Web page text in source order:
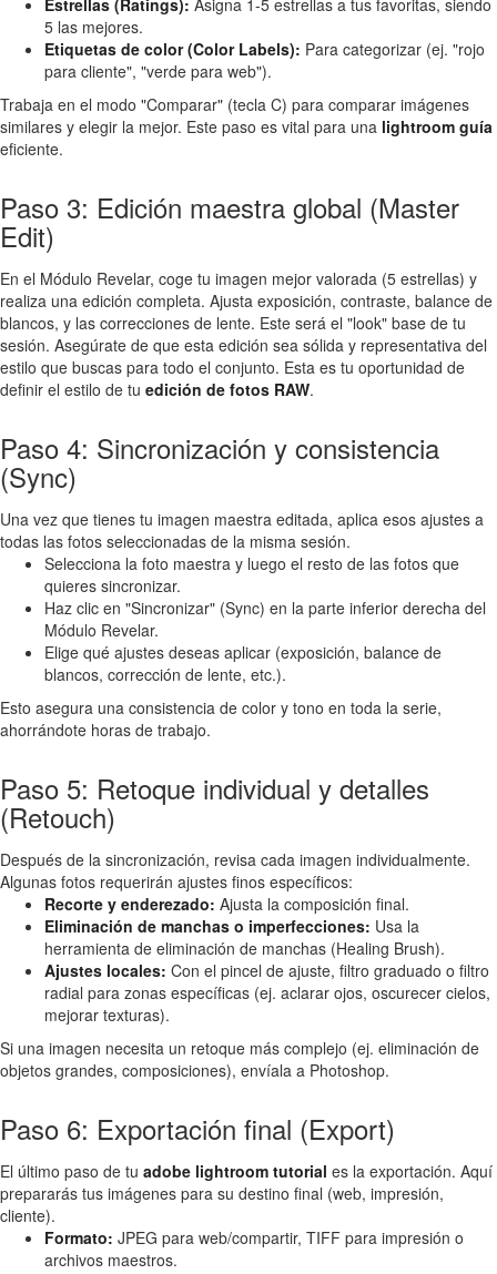
5 las mejores.
Etiquetas de color (Color Labels): Para categorizar (ej. "rojo
para cliente", "verde para web").
Trabaja en el modo "Comparar" (tecla C) para comparar imágenes
similares y elegir la mejor. Este paso es vital para una lightroom guía
eficiente.
Paso 3: Edición maestra global (Master
Edit)
En el Módulo Revelar, coge tu imagen mejor valorada (5 estrellas) y
realiza una edición completa. Ajusta exposición, contraste, balance de
blancos, y las correcciones de lente. Este será el "look" base de tu
sesión. Asegúrate de que esta edición sea sólida y representativa del
estilo que buscas para todo el conjunto. Esta es tu oportunidad de
definir el estilo de tu edición de fotos RAW.
Paso 4: Sincronización y consistencia
(Sync)
Una vez que tienes tu imagen maestra editada, aplica esos ajustes a
todas las fotos seleccionadas de la misma sesión.
Selecciona la foto maestra y luego el resto de las fotos que
quieres sincronizar.
Haz clic en "Sincronizar" (Sync) en la parte inferior derecha del
Módulo Revelar.
Elige qué ajustes deseas aplicar (exposición, balance de
blancos, corrección de lente, etc.).
Esto asegura una consistencia de color y tono en toda la serie,
ahorrándote horas de trabajo.
Paso 5: Retoque individual y detalles
(Retouch)
Después de la sincronización, revisa cada imagen individualmente.
Algunas fotos requerirán ajustes finos específicos:
Recorte y enderezado: Ajusta la composición final.
Eliminación de manchas o imperfecciones: Usa la
herramienta de eliminación de manchas (Healing Brush).
Ajustes locales: Con el pincel de ajuste, filtro graduado o filtro
radial para zonas específicas (ej. aclarar ojos, oscurecer cielos,
mejorar texturas).
Si una imagen necesita un retoque más complejo (ej. eliminación de
objetos grandes, composiciones), envíala a Photoshop.
Paso 6: Exportación final (Export)
El último paso de tu adobe lightroom tutorial es la exportación. Aquí
prepararás tus imágenes para su destino final (web, impresión,
cliente).
Formato: JPEG para web/compartir, TIFF para impresión o
archivos maestros.